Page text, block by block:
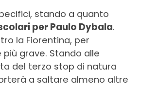
stando a quanto
per Paulo Dybala.
la Fiorentina, per
grave. Stando alle
del terzo stop di natura
a saltare almeno altre